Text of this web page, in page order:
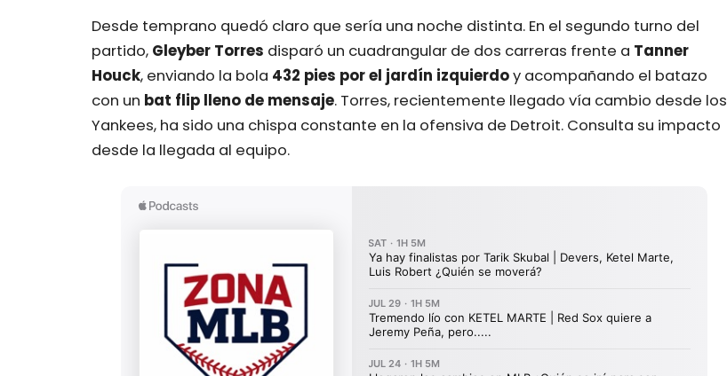
Desde temprano quedó claro que sería una noche distinta. En el segundo turno del
partido, Gleyber Torres disparó un cuadrangular de dos carreras frente a Tanner
Houck, enviando la bola 432 pies por el jardín izquierdoy acompañando el batazo
con un bat flip lleno de mensaje. Torres, recientemente llegado vía cambio desde los
Yankees, ha sido una chispa constante en la ofensiva de Detroit. Consulta su impacto
desde la llegada al equipo.